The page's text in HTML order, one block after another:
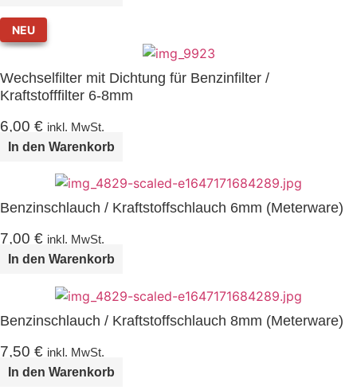
NEU
Wechselfilter mit Dichtung für Benzinfilter /
Kraftstofffilter 6-8mm
6,00 € inkl. MwSt.
In den Warenkorb
Benzinschlauch / Kraftstoffschlauch 6mm (Meterware)
7,00 € inkl. MwSt.
In den Warenkorb
Benzinschlauch / Kraftstoffschlauch 8mm (Meterware)
7,50 € inkl. MwSt.
In den Warenkorb